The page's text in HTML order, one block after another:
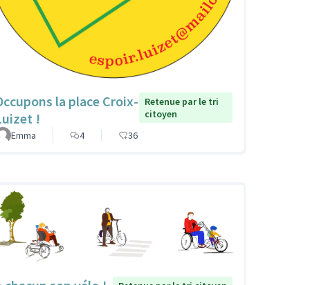
la place Croix-
!
Retenue par le tri
citoyen
Emma
4 36